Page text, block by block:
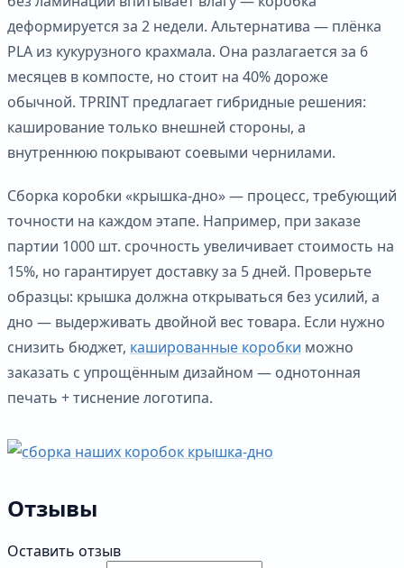
деформируется за 2 недели. Альтернатива — плёнка
PLA из кукурузного крахмала. Она разлагается за 6
месяцев в компосте, но стоит на 40% дороже
обычной. TPRINT предлагает гибридные решения:
каширование только внешней стороны, а
внутреннюю покрывают соевыми чернилами.
Сборка коробки «крышка-дно» — процесс, требующий
точности на каждом этапе. Например, при заказе
партии 1000 шт. срочность увеличивает стоимость на
15%, но гарантирует доставку за 5 дней. Проверьте
образцы: крышка должна открываться без усилий, а
дно — выдерживать двойной вес товара. Если нужно
снизить бюджет, кашированные коробки можно
заказать с упрощённым дизайном — однотонная
печать + тиснение логотипа.
Отзывы
Оставить отзыв